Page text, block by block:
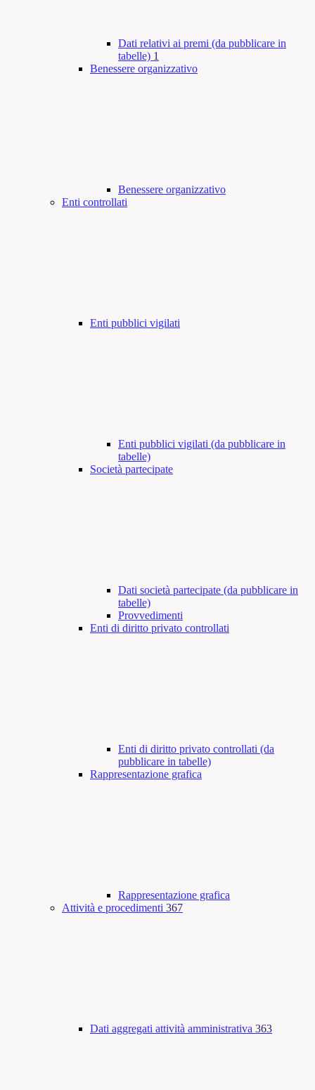
Dati relativi ai premi (da pubblicare in
tabelle) 1
Benessere organizzativo
Benessere organizzativo
Enti controllati
Enti pubblici vigilati
Enti pubblici vigilati (da pubblicare in
tabelle)
Società partecipate
Dati società partecipate (da pubblicare in
tabelle)
Provvedimenti
Enti di diritto privato controllati
Enti di diritto privato controllati (da
pubblicare in tabelle)
Rappresentazione grafica
Rappresentazione grafica
Attività e procedimenti 367
Dati aggregati attività amministrativa 363